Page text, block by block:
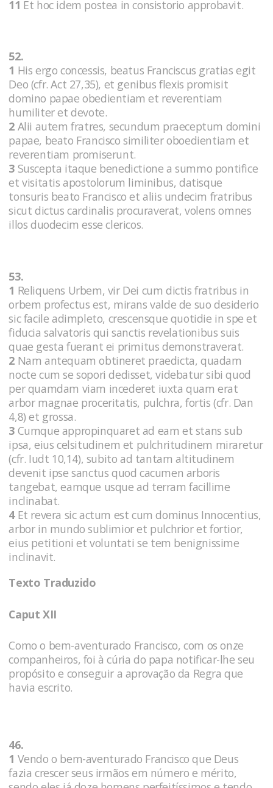
11 Et hoc idem postea in consistorio approbavit.
52.
1 His ergo concessis, beatus Franciscus gratias egit
Deo (cfr. Act 27,35), et genibus flexis promisit
domino papae obedientiam et reverentiam
humiliter et devote.
2 Alii autem fratres, secundum praeceptum domini
papae, beato Francisco similiter oboedientiam et
reverentiam promiserunt.
3 Suscepta itaque benedictione a summo pontifice
et visitatis apostolorum liminibus, datisque
tonsuris beato Francisco et aliis undecim fratribus
sicut dictus cardinalis procuraverat, volens omnes
illos duodecim esse clericos.
53.
1 Reliquens Urbem, vir Dei cum dictis fratribus in
orbem profectus est, mirans valde de suo desiderio
sic facile adimpleto, crescensque quotidie in spe et
fiducia salvatoris qui sanctis revelationibus suis
quae gesta fuerant ei primitus demonstraverat.
2 Nam antequam obtineret praedicta, quadam
nocte cum se sopori dedisset, videbatur sibi quod
per quamdam viam incederet iuxta quam erat
arbor magnae proceritatis, pulchra, fortis (cfr. Dan
4,8) et grossa.
3 Cumque appropinquaret ad eam et stans sub
ipsa, eius celsitudinem et pulchritudinem miraretur
(cfr. Iudt 10,14), subito ad tantam altitudinem
devenit ipse sanctus quod cacumen arboris
tangebat, eamque usque ad terram facillime
inclinabat.
4Et revera sic actum est cum dominus Innocentius,
arbor in mundo sublimior et pulchrior et fortior,
eius petitioni et voluntati se tem benignissime
inclinavit.
Texto Traduzido
Caput XII
Como o bem-aventurado Francisco, com os onze
companheiros, foi à cúria do papa notificar-lhe seu
propósito e conseguir a aprovação da Regra que
havia escrito.
46.
1 Vendo o bem-aventurado Francisco que Deus
fazia crescer seus irmãos em número e mérito,